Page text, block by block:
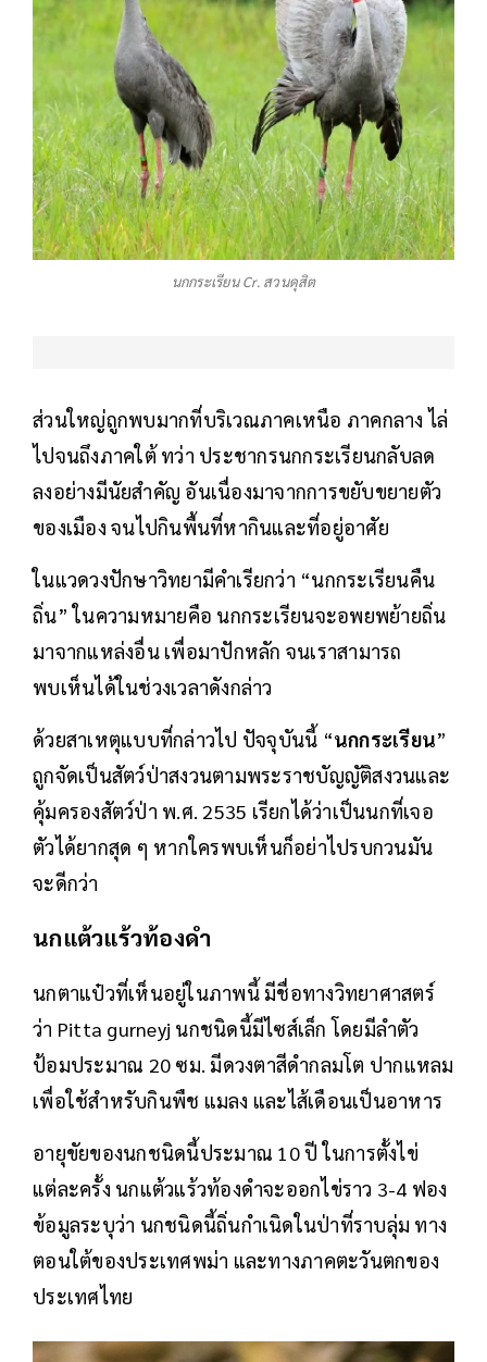
นกกระเรียน Cr. สวนดุสิต
ส่วนใหญ่ถูกพบมากที่บริเวณภาคเหนือ ภาคกลาง ไล่
ไปจนถึงภาคใต้ ทว่า ประชากรนกกระเรียนกลับลด
ลงอย่างมีนัยสำคัญ อันเนื่องมาจากการขยับขยายตัว
ของเมือง จนไปกินพื้นที่หากินและที่อยู่อาศัย
ในแวดวงปักษาวิทยามีคำเรียกว่า “นกกระเรียนคืน
ถิ่น” ในความหมายคือ นกกระเรียนจะอพยพย้ายถิ่น
มาจากแหล่งอื่น เพื่อมาปักหลัก จนเราสามารถ
พบเห็นได้ในช่วงเวลาดังกล่าว
ด้วยสาเหตุแบบที่กล่าวไป ปัจจุบันนี้ “นกกระเรียน”
ถูกจัดเป็นสัตว์ป่าสงวนตามพระราชบัญญัติสงวนและ
คุ้มครองสัตว์ป่า พ.ศ. 2535 เรียกได้ว่าเป็นนกที่เจอ
ตัวได้ยากสุด ๆ หากใครพบเห็นก็อย่าไปรบกวนมัน
จะดีกว่า
นกแต้วแร้วท้องดำ
นกตาแป๋วที่เห็นอยู่ในภาพนี้ มีชื่อทางวิทยาศาสตร์
ว่า Pitta gurneyj นกชนิดนี้มีไซส์เล็ก โดยมีลำตัว
ป้อมประมาณ 20 ซม. มีดวงตาสีดำกลมโต ปากแหลม
เพื่อใช้สำหรับกินพืช แมลง และไส้เดือนเป็นอาหาร
อายุขัยของนกชนิดนี้ประมาณ 10 ปี ในการตั้งไข่
แต่ละครั้ง นกแต้วแร้วท้องดำจะออกไข่ราว 3-4 ฟอง
ข้อมูลระบุว่า นกชนิดนี้ถิ่นกำเนิดในป่าที่ราบลุ่ม ทาง
ตอนใต้ของประเทศพม่า และทางภาคตะวันตกของ
ประเทศไทย